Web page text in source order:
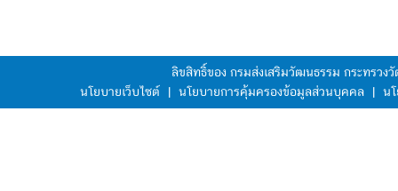
ลิขสิทธิ์ของ กรมส่งเสริมวัฒนธรรม กระทรว
นโยบายเว็บไซต์
| นโยบายการคุ้มครองข้อมูลส่วนบุคคล | น